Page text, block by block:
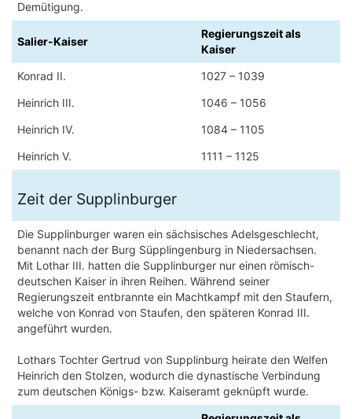
Demütigung.
Salier-Kaiser
Regierungszeit als
Kaiser
Konrad II.
1027 – 1039
Heinrich III.
1046 – 1056
Heinrich IV.
1084 – 1105
Heinrich V.
1111 – 1125
Zeit der Supplinburger
Die Supplinburger waren ein sächsisches Adelsgeschlecht,
benannt nach der Burg Süpplingenburg in Niedersachsen.
Mit Lothar III. hatten die Supplinburger nur einen römisch-
deutschen Kaiser in ihren Reihen. Während seiner
Regierungszeit entbrannte ein Machtkampf mit den Staufern,
welche von Konrad von Staufen, den späteren Konrad III.
angeführt wurden.
Lothars Tochter Gertrud von Supplinburg heirate den Welfen
Heinrich den Stolzen, wodurch die dynastische Verbindung
zum deutschen Königs- bzw. Kaiseramt geknüpft wurde.